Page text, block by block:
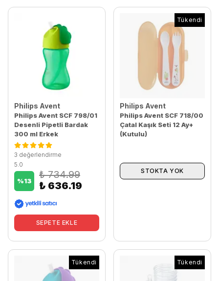
Philips Avent
Philips Avent SCF 798/01
Desenli Pipetli Bardak
300 ml Erkek
3 değerlendirme
5.0
%13
₺ 734.99
₺ 636.19
SEPETE EKLE
Tükendi
Philips Avent
Philips Avent SCF 718/00
Çatal Kaşık Seti 12 Ay+
(Kutulu)
STOKTA YOK
Tükendi Tükendi